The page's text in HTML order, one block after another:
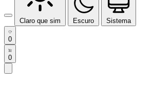
Claro que sim Escuro Sistema
0
0